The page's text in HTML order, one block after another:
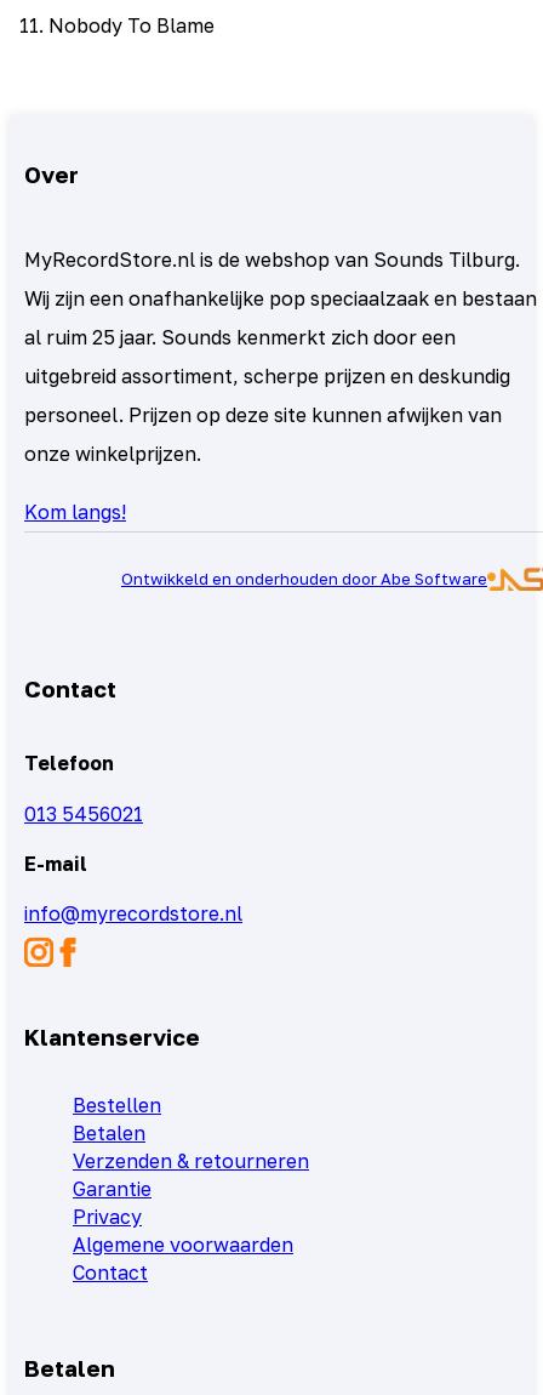
11. Nobody To Blame
Over
MyRecordStore.nl is de webshop van Sounds Tilburg.
Wij zijn een onafhankelijke pop speciaalzaak en bestaan
al ruim 25 jaar. Sounds kenmerkt zich door een
uitgebreid assortiment, scherpe prijzen en deskundig
personeel. Prijzen op deze site kunnen afwijken van
onze winkelprijzen.
Kom langs!
Ontwikkeld en onderhouden door Abe Software
Contact
Telefoon
013 5456021
E-mail
info@myrecordstore.nl
Klantenservice
Bestellen
Betalen
Verzenden & retourneren
Garantie
Privacy
Algemene voorwaarden
Contact
Betalen